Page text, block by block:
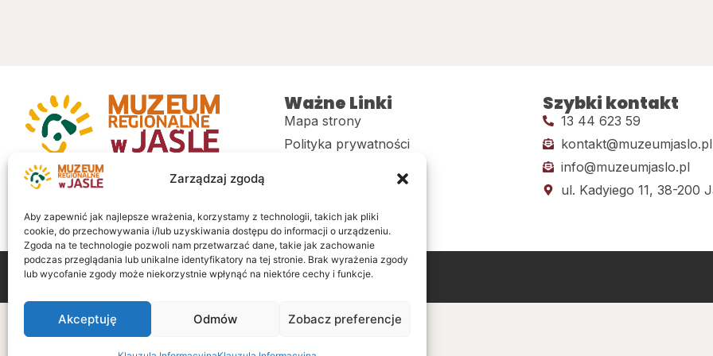
Zarządzaj zgodą
Aby zapewnić jak najlepsze wrażenia, korzystamy z technologii, takich jak pliki
cookie, do przechowywania i/lub uzyskiwania dostępu do informacji o urządzeniu.
Zgoda na te technologie pozwoli nam przetwarzać dane, takie jak zachowanie
podczas przeglądania lub unikalne identyfikatory na tej stronie. Brak wyrażenia zgody
lub wycofanie zgody może niekorzystnie wpłynąć na niektóre cechy i funkcje.
Akceptuję Odmów Zobacz preferencje
Muzeum regionalne w Jaśle im. dr.
Stanisława Kadyiego
Ważne Linki
Mapa strony
Polityka prywatności
Sklep
Szybki kontakt
13 44 623 59
kontakt@muzeumjaslo.pl
info@muzeumjaslo.pl
ul. Kadyiego 11, 38-200
Wszelkie prawa zastrzeżoneRealizacja: LiderOnline